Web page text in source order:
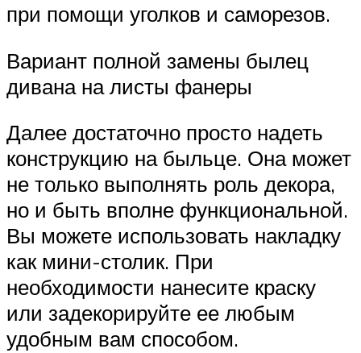
при помощи уголков и саморезов.
Вариант полной замены былец
дивана на листы фанеры
Далее достаточно просто надеть
конструкцию на быльце. Она может
не только выполнять роль декора,
но и быть вполне функциональной.
Вы можете использовать накладку
как мини-столик. При
необходимости нанесите краску
или задекорируйте ее любым
удобным вам способом.